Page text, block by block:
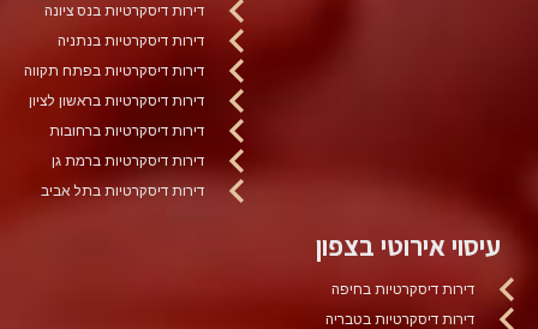
דירות דיסקרטיות בנס ציונה
דירות דיסקרטיות בנתניה
דירות דיסקרטיות בפתח תקווה
דירות דיסקרטיות בראשון לציון
דירות דיסקרטיות ברחובות
דירות דיסקרטיות ברמת גן
דירות דיסקרטיות בתל אביב
עיסוי אירוטי בצפון
דירות דיסקרטיות בחיפה
דירות דיסקרטיות בטבריה